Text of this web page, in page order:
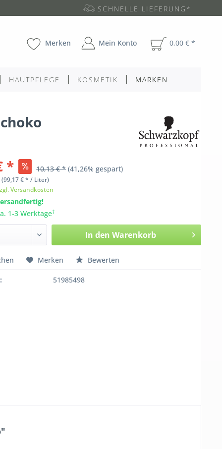
SCHNELLE LIEFERUNG*
Merken Mein Konto 0,00 € *
HAUTPFLEGE KOSMETIK MARKEN
* 10,13 € * (41,26% gespart)
(99,17 € * / Liter)
Versandkosten
1-3 Werktage†
In den Warenkorb
Merken Bewerten
51985498